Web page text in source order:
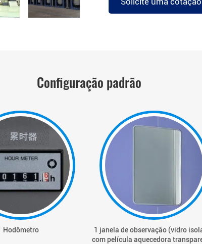
Configuração padrão
Hodômetro
1 janela de observação (vidro
com película aquecedora